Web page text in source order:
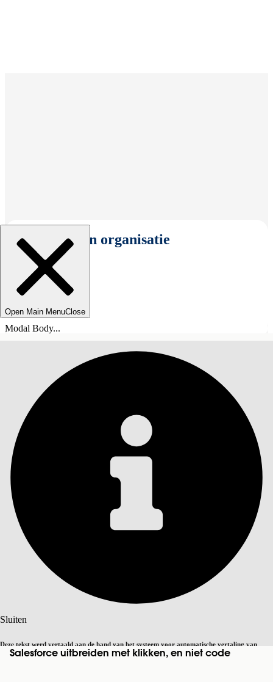
Selecteer een organisatie
Open Main MenuClose
Modal Body...
Sluiten
Deze tekst werd vertaald aan de hand van het systeem voor automatische vertaling van
Salesforce. U vindthier meer details. Overschakelen op Engels Niet nu
Salesforce uitbreiden met klikken, en niet code
INHOUDSOPGAVE
Zoeken